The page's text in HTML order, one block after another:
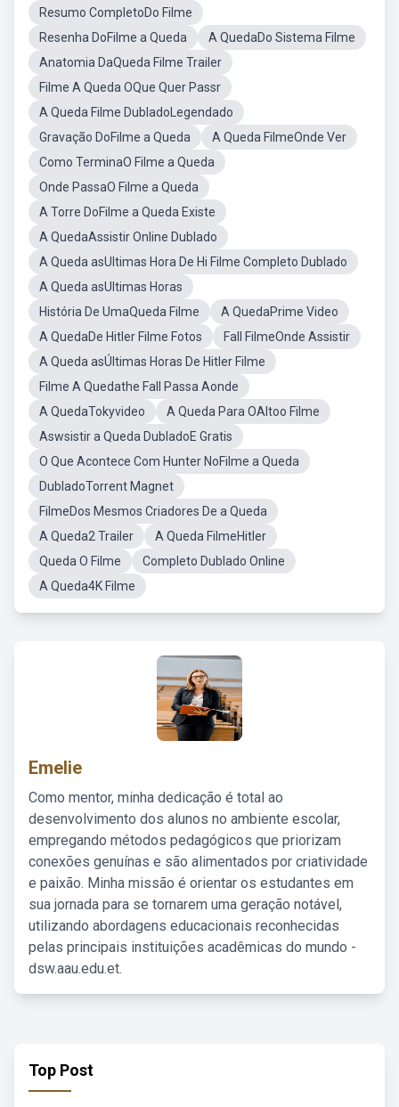
Resumo CompletoDo Filme
Resenha DoFilme a Queda
A QuedaDo Sistema Filme
Anatomia DaQueda Filme Trailer
Filme A Queda OQue Quer Passr
A Queda Filme DubladoLegendado
Gravação DoFilme a Queda
A Queda FilmeOnde Ver
Como TerminaO Filme a Queda
Onde PassaO Filme a Queda
A Torre DoFilme a Queda Existe
A QuedaAssistir Online Dublado
A Queda asUltimas Hora De Hi Filme Completo Dublado
A Queda asUltimas Horas
História De UmaQueda Filme
A QuedaPrime Video
A QuedaDe Hitler Filme Fotos
Fall FilmeOnde Assistir
A Queda asÚltimas Horas De Hitler Filme
Filme A Quedathe Fall Passa Aonde
A QuedaTokyvideo
A Queda Para OAltoo Filme
Aswsistir a Queda DubladoE Gratis
O Que Acontece Com Hunter NoFilme a Queda
DubladoTorrent Magnet
FilmeDos Mesmos Criadores De a Queda
A Queda2 Trailer
A Queda FilmeHitler
Queda O Filme
Completo Dublado Online
A Queda4K Filme
Emelie
Como mentor, minha dedicação é total ao
desenvolvimento dos alunos no ambiente escolar,
empregando métodos pedagógicos que priorizam
conexões genuínas e são alimentados por criatividade
e paixão. Minha missão é orientar os estudantes em
sua jornada para se tornarem uma geração notável,
utilizando abordagens educacionais reconhecidas
pelas principais instituições acadêmicas do mundo -
dsw.aau.edu.et.
Top Post